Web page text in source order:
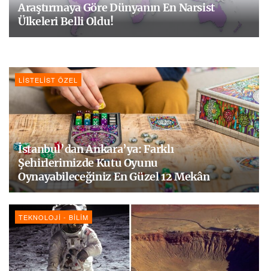
Araştırmaya Göre Dünyanın En Narsist
Ülkeleri Belli Oldu!
LISTELIST ÖZEL
İstanbul’dan Ankara’ya: Farklı
Şehirlerimizde Kutu Oyunu
Oynayabileceğiniz En Güzel 12 Mekân
TEKNOLOJI - BILIM